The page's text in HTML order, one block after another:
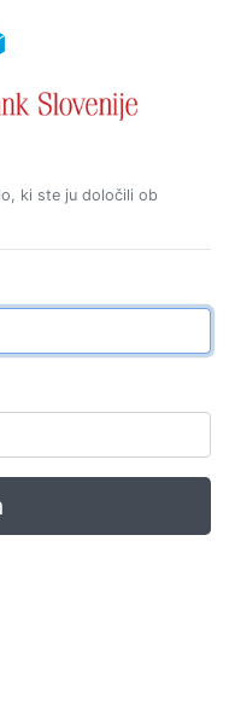
ki ste ju določili ob